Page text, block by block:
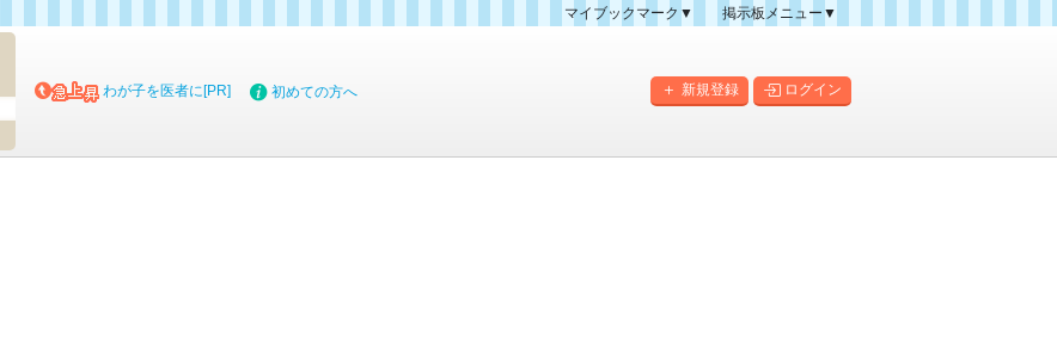
マイブックマーク▼
掲示板メニュー▼
掲示板マップ
新規登録 ログイン
わが子を医者に[PR] 初めての方へ